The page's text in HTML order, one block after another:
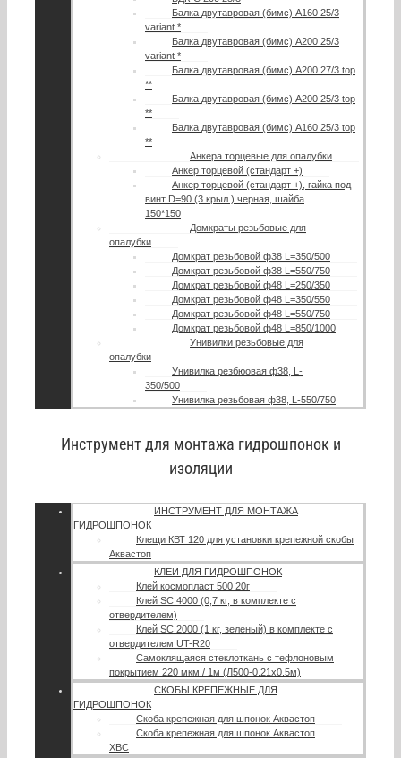
Балка двутавровая (бимс) А160 25/3
variant *
Балка двутавровая (бимс) А200 25/3
variant *
Балка двутавровая (бимс) А200 27/3 top
**
Балка двутавровая (бимс) A200 25/3 top
**
Балка двутавровая (бимс) A160 25/3 top
**
Анкера торцевые для опалубки
Анкер торцевой (стандарт +)
Анкер торцевой (стандарт +), гайка под
винт D=90 (3 крыл.) черная, шайба
150*150
Домкраты резьбовые для
опалубки
Домкрат резьбовой ф38 L=350/500
Домкрат резьбовой ф38 L=550/750
Домкрат резьбовой ф48 L=250/350
Домкрат резьбовой ф48 L=350/550
Домкрат резьбовой ф48 L=550/750
Домкрат резьбовой ф48 L=850/1000
Унивилки резьбовые для
опалубки
Унивилка резбюовая ф38, L-
350/500
Унивилка резьбовая ф38, L-550/750
Инструмент для монтажа гидрошпонок и
изоляции
ИНСТРУМЕНТ ДЛЯ МОНТАЖА
ГИДРОШПОНОК
Клещи КВТ 120 для установки крепежной скобы
Аквастоп
КЛЕИ ДЛЯ ГИДРОШПОНОК
Клей космопласт 500 20г
Клей SC 4000 (0,7 кг, в комплекте с
отвердителем)
Клей SC 2000 (1 кг, зеленый) в комплекте с
отвердителем UT-R20
Самоклящаяся стеклоткань с тефлоновым
покрытием 220 мкм / 1м (Л500-0.21х0.5м)
СКОБЫ КРЕПЕЖНЫЕ ДЛЯ
ГИДРОШПОНОК
Скоба крепежная для шпонок Аквастоп
Скоба крепежная для шпонок Аквастоп
ХВС